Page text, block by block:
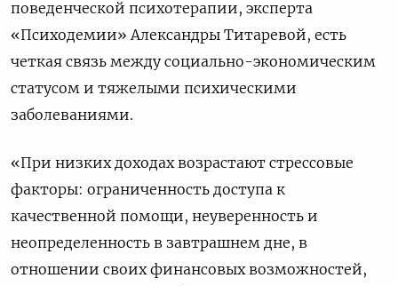
поведенческой психотерапии, эксперта
«Психодемии» Александры Титаревой, есть
четкая связь между социально-экономическим
статусом и тяжелыми психическими
заболеваниями.
«При низких доходах возрастают стрессовые
факторы: ограниченность доступа к
качественной помощи, неуверенность и
неопределенность в завтрашнем дне, в
отношении своих финансовых возможностей,